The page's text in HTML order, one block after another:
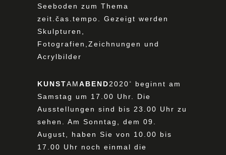
Seeboden zum Thema
zeit.čas.tempo. Gezeigt werden
Skulpturen,
Fotografien,Zeichnungen und
Acrylbilder
KUNSTAMABEND2020 +
beginnt am
Samstag um 17.00 Uhr. Die
Ausstellungen sind bis 23.00 Uhr zu
sehen. Am Sonntag, dem 09.
August, haben Sie von 10.00 bis
17.00 Uhr noch einmal die